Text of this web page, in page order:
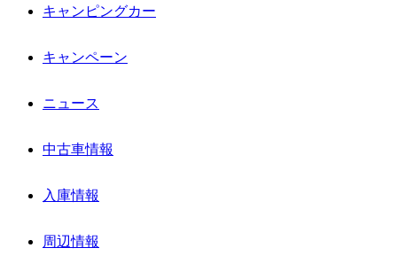
キャンピングカー
キャンペーン
ニュース
中古車情報
入庫情報
周辺情報